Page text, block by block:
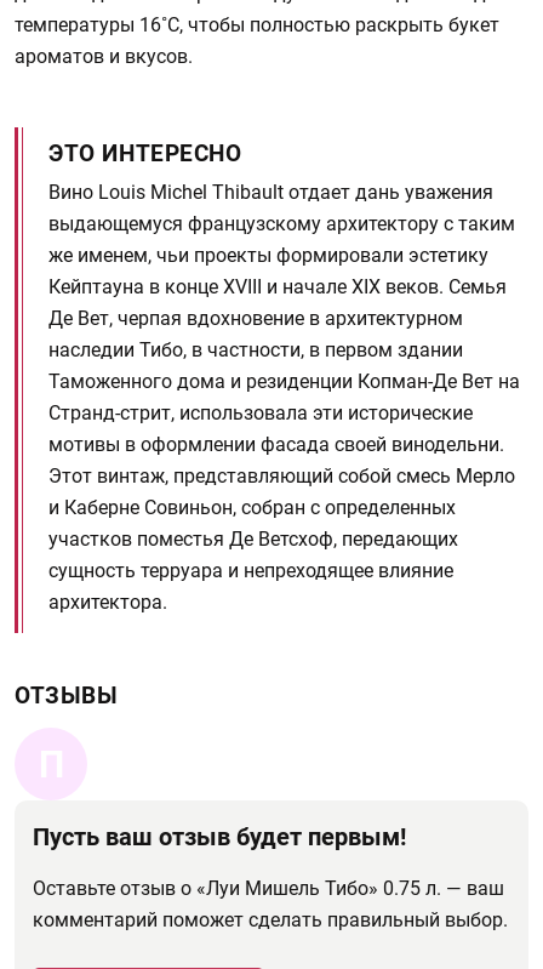
температуры 16˚С, чтобы полностью раскрыть букет
ароматов и вкусов.
ЭТО ИНТЕРЕСНО
Вино Louis Michel Thibault отдает дань уважения
выдающемуся французскому архитектору с таким
же именем, чьи проекты формировали эстетику
Кейптауна в конце XVIII и начале XIX веков. Семья
Де Вет, черпая вдохновение в архитектурном
наследии Тибо, в частности, в первом здании
Таможенного дома и резиденции Копман-Де Вет на
Странд-стрит, использовала эти исторические
мотивы в оформлении фасада своей винодельни.
Этот винтаж, представляющий собой смесь Мерло
и Каберне Совиньон, собран с определенных
участков поместья Де Ветсхоф, передающих
сущность терруара и непреходящее влияние
архитектора.
ОТЗЫВЫ
П
Пусть ваш отзыв будет первым!
Оставьте отзыв о «Луи Мишель Тибо» 0.75 л. — ваш
комментарий поможет сделать правильный выбор.